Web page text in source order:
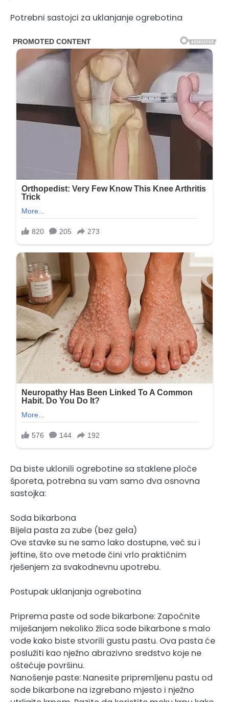
Potrebni sastojci za uklanjanje ogrebotina
Da biste uklonili ogrebotine sa staklene ploče
šporeta, potrebna su vam samo dva osnovna
sastojka:
Soda bikarbona
Bijela pasta za zube (bez gela)
Ove stavke su ne samo lako dostupne, već su i
jeftine, što ove metode čini vrlo praktičnim
rješenjem za svakodnevnu upotrebu.
Postupak uklanjanja ogrebotina
Priprema paste od sode bikarbone: Započnite
miješanjem nekoliko žlica sode bikarbone s malo
vode kako biste stvorili gustu pastu. Ova pasta će
poslužiti kao nježno abrazivno sredstvo koje ne
oštećuje površinu.
Nanošenje paste: Nanesite pripremljenu pastu od
sode bikarbone na izgrebano mjesto i nježno